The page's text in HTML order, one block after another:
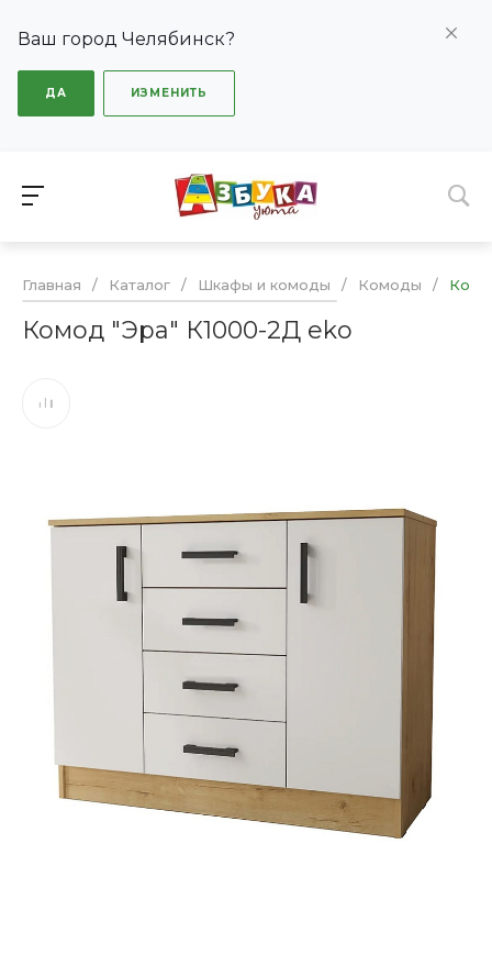
Ваш город Челябинск?
ДА ИЗМЕНИТЬ
Главная / Каталог / Шкафы и комоды / Комоды /
Комод "Эра" К1000-2Д eko